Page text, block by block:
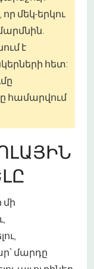
մեկ-երկու
.
է
հետ:
համարվում
մի
մարդը